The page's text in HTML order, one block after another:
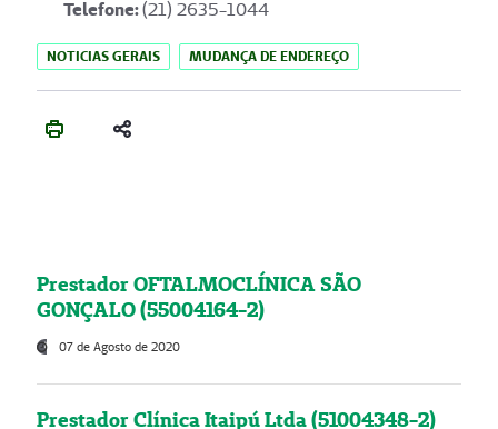
Telefone:(21) 2635-1044
NOTICIAS GERAIS MUDANÇA DE ENDEREÇO
Prestador OFTALMOCLÍNICA SÃO
GONÇALO (55004164-2)
07 de Agosto de 2020
Prestador Clínica Itaipú Ltda (51004348-2)